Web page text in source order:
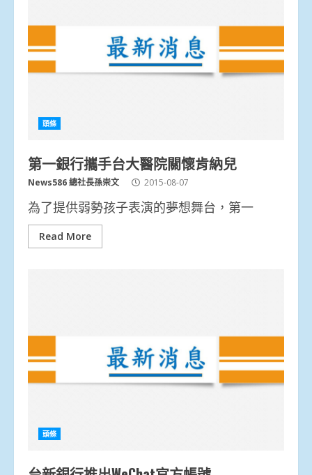
頭條
第一銀行攜手台大醫院關懷肯納兒
News586 總社長孫崇文 2015-08-07
為了提供弱勢孩子表演的夢想舞台，第一
Read More
頭條